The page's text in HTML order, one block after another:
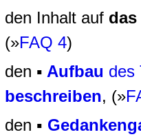
den Inhalt auf
(»FAQ 4)
den ▪ Aufbau des
beschreiben, (»
den ▪